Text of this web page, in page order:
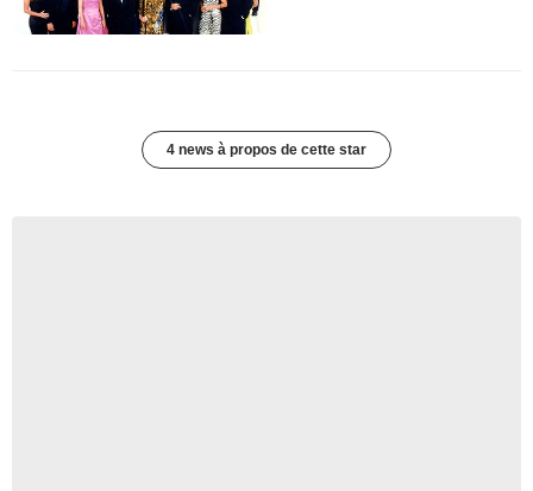
4 news à propos de cette star